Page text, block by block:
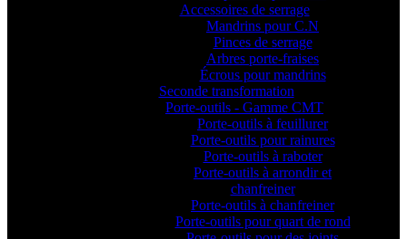
Accessoires de serrage
Mandrins pour C.N
Pinces de serrage
Arbres porte-fraises
Écrous pour mandrins
Seconde transformation
Porte-outils - Gamme CMT
Porte-outils à feuillurer
Porte-outils pour rainures
Porte-outils à raboter
Porte-outils à arrondir et
chanfreiner
Porte-outils à chanfreiner
Porte-outils pour quart de rond